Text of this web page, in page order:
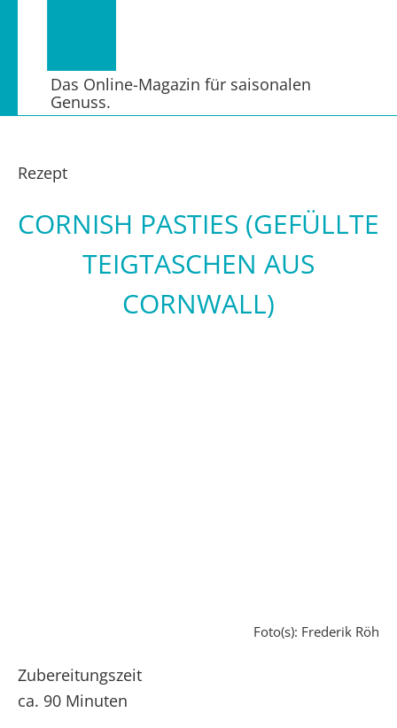
Das Online-Magazin für saisonalen
Genuss.
Rezept
CORNISH PASTIES (GEFÜLLTE
TEIGTASCHEN AUS
CORNWALL)
Foto(s): Frederik Röh
Zubereitungszeit
ca. 90 Minuten